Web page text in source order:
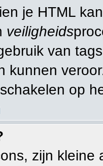
je HTML
veiligheids
van
kunnen
op
zijn